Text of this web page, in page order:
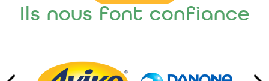
Ils nous font confiance